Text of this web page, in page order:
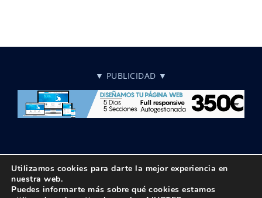
▼ PUBLICIDAD ▼
© Copyright 2018 - 2026 UPTA | Todos los derechos reservados
Utilizamos cookies para darte la mejor experiencia en
nuestra web.
Puedes informarte más sobre qué cookies estamos